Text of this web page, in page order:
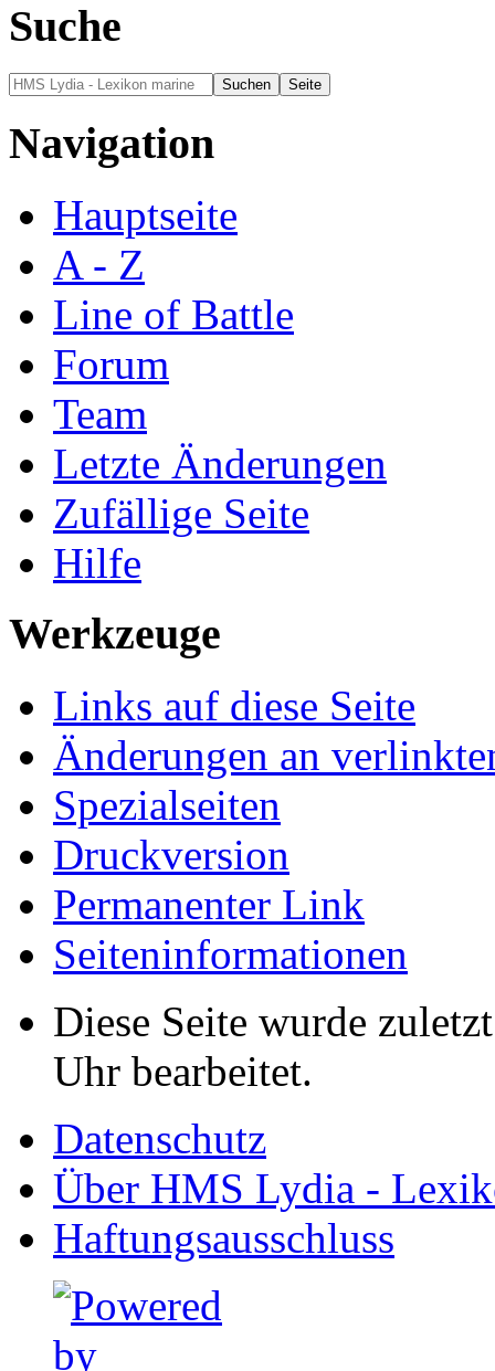
Suche
Navigation
Hauptseite
A - Z
Line of Battle
Forum
Team
Letzte Änderungen
Zufällige Seite
Hilfe
Werkzeuge
Links auf diese Seite
Änderungen an
Spezialseiten
Druckversion
Permanenter Link
Seiten­informationen
Diese Seite wurde
Uhr bearbeitet.
Datenschutz
Über HMS Lydia -
Haftungsausschluss